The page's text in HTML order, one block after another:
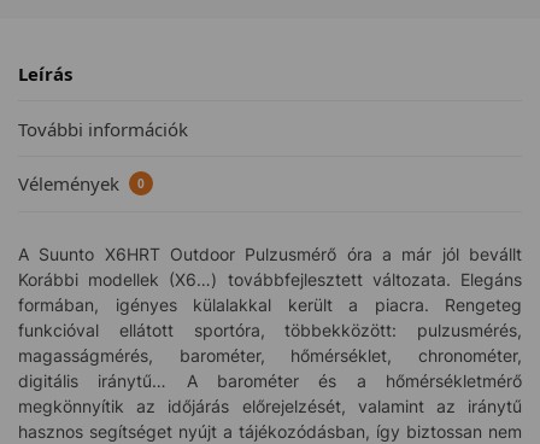
Leírás
További információk
Vélemények 0
A Suunto X6HRT Outdoor Pulzusmérő óra a már jól bevállt
Korábbi modellek (X6…) továbbfejlesztett változata. Elegáns
formában, igényes külalakkal került a piacra. Rengeteg
funkcióval ellátott sportóra, többekközött: pulzusmérés,
magasságmérés, barométer, hőmérséklet, chronométer,
digitális iránytű… A barométer és a hőmérsékletmérő
megkönnyítik az időjárás előrejelzését, valamint az iránytű
hasznos segítséget nyújt a tájékozódásban, így biztossan nem